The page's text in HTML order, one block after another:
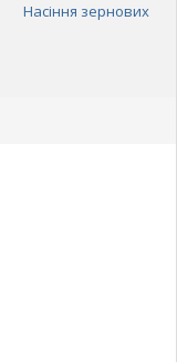
Насіння зернових